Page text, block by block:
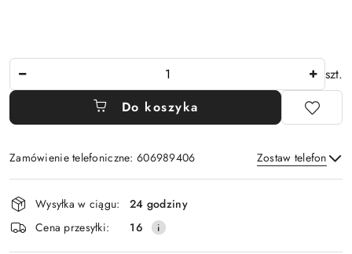
szt.
Do koszyka
Zamówienie telefoniczne: 606989406 Zostaw telefon
Wyślij
Dostępność
i
dostawa
Wysyłka w ciągu:
24 godziny
Cena przesyłki:
16